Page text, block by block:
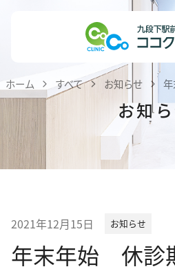
私達の理念
医師紹介
診療案内
お知
ホーム すべて お知らせ
お知らせ
年末年始 休診
2021年12月15日